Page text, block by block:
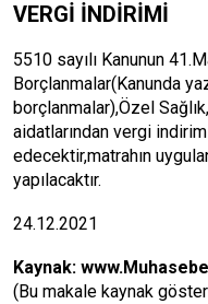
VERGİ İNDİRİMİ
5510 sayılı Kanunun
Borçlanmalar(Kanunda
borçlanmalar),Özel
aidatlarından vergi
edecektir,matrahın
yapılacaktır.
24.12.2021
Kaynak:
(Bu makale kaynak